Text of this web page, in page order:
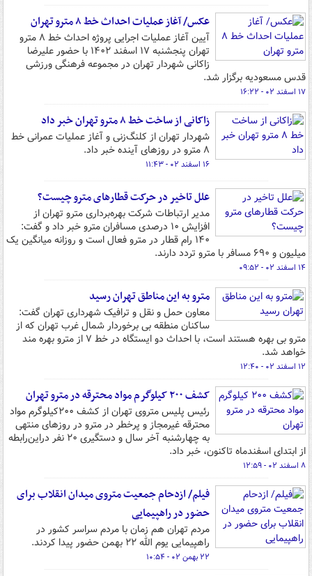
عکس/ آغاز عملیات احداث خط ۸ مترو تهران
آیین آغاز عملیات اجرایی پروژه احداث خط ۸ مترو
تهران پنجشنبه ۱۷ اسفند ۱۴۰۲ با حضور علیرضا
زاکانی شهردار تهران در مجموعه فرهنگی ورزشی
قدس مسعودیه برگزار شد.
۱۷ اسفند ۰۲ - ۱۶:۲۲
زاکانی از ساخت خط ۸ مترو تهران خبر داد
شهردار تهران از کلنگ‌زنی و آغاز عملیات عمرانی خط
۸ مترو در روزهای آینده خبر داد.
۱۶ اسفند ۰۲ - ۱۱:۴۳
علل تاخیر در حرکت قطارهای مترو چیست؟
مدیر ارتباطات شرکت بهره‌برداری مترو تهران از
افزایش ۱۰ درصدی مسافران مترو خبر داد و گفت:
۱۴۰ رام قطار در مترو فعال است و روزانه میانگین یک
میلیون و ۶۹۰ مسافر با مترو تردد دارند.
۱۴ اسفند ۰۲ - ۰۹:۵۲
مترو به این مناطق تهران رسید
معاون حمل و نقل و ترافیک شهرداری تهران گفت:
ساکنان منطقه بی برخوردار شمال غرب تهران که از
مترو بی بهره هستند است، با احداث دو ایستگاه در خط ۷ از مترو بهره مند
خواهد شد.
۱۲ اسفند ۰۲ - ۱۲:۴۰
کشف ۲۰۰ کیلوگرم مواد محترقه در مترو تهران
رئیس پلیس متروی تهران از کشف ۲۰۰کیلوگرم مواد
محترقه غیرمجاز و پرخطر در مترو در روزهای منتهی
به چهارشنبه آخر سال و دستگیری ۲۰ نفر دراین‌رابطه
از ابتدای اسفندماه تاکنون، خبر داد.
۸ اسفند ۰۲ - ۱۲:۵۹
فیلم/ ازدحام جمعیت متروی میدان انقلاب برای
حضور در راهپیمایی
مردم تهران هم زمان با مردم سراسر کشور در
راهپیمایی یوم الله ۲۲ بهمن حضور پیدا کردند.
۲۲ بهمن ۰۲ - ۱۰:۵۴